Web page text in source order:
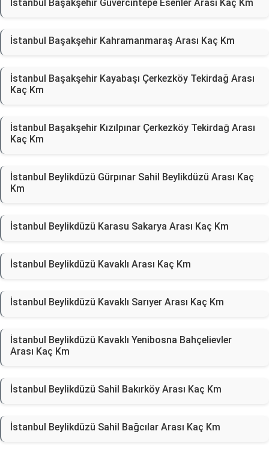
İstanbul Başakşehir Güvercintepe Esenler Arası Kaç Km
İstanbul Başakşehir Kahramanmaraş Arası Kaç Km
İstanbul Başakşehir Kayabaşı Çerkezköy Tekirdağ Arası
Kaç Km
İstanbul Başakşehir Kızılpınar Çerkezköy Tekirdağ Arası
Kaç Km
İstanbul Beylikdüzü Gürpınar Sahil Beylikdüzü Arası Kaç
Km
İstanbul Beylikdüzü Karasu Sakarya Arası Kaç Km
İstanbul Beylikdüzü Kavaklı Arası Kaç Km
İstanbul Beylikdüzü Kavaklı Sarıyer Arası Kaç Km
İstanbul Beylikdüzü Kavaklı Yenibosna Bahçelievler
Arası Kaç Km
İstanbul Beylikdüzü Sahil Bakırköy Arası Kaç Km
İstanbul Beylikdüzü Sahil Bağcılar Arası Kaç Km